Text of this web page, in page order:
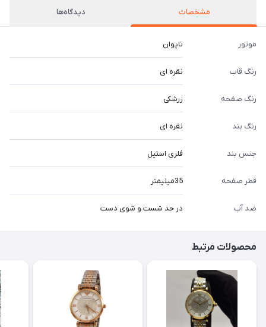
مشخصات دیدگاه‌ها
موتور تایوان
رنگ قاب نقره ای
رنگ صفحه زرشکی
رنگ بند نقره ای
جنس بند فلزی استیل
قطر صفحه 35میلیمتر
ضد آب در حد شست و شوی دست
محصولات مرتبط